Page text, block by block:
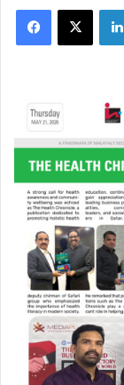
Facebook
X